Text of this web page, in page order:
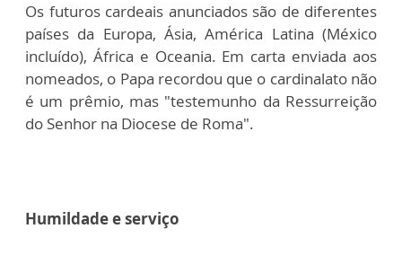
Os futuros cardeais anunciados são de diferentes
países da Europa, Ásia, América Latina (México
incluído), África e Oceania. Em carta enviada aos
nomeados, o Papa recordou que o cardinalato não
é um prêmio, mas "testemunho da Ressurreição
do Senhor na Diocese de Roma".
Humildade e serviço